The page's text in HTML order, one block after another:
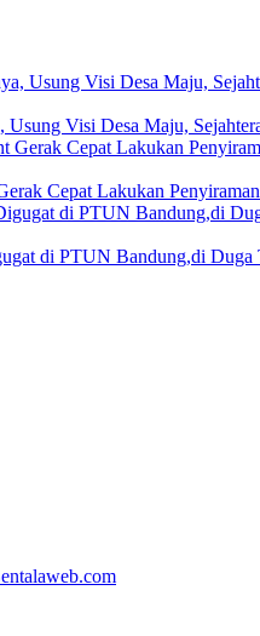
Visi Desa Maju,
Cepat Lakukan
di PTUN Bandung,di